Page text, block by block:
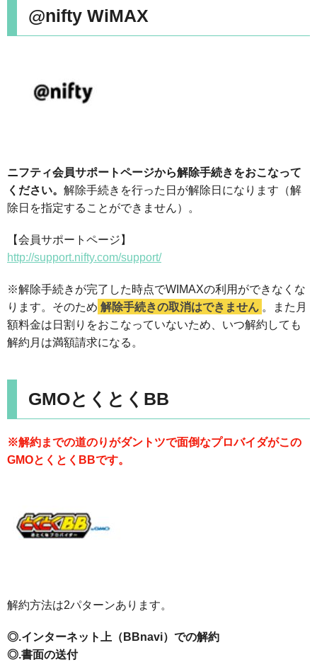
@nifty WiMAX
ニフティ会員サポートページから解除手続きをおこなって
ください。 解除手続きを行った日が解除日になります（解
除日を指定することができません）。
【会員サポートページ】
http://support.nifty.com/support/
※解除手続きが完了した時点でWIMAXの利用ができなくな
ります。そのため 解除手続きの取消はできません 。また月
額料金は日割りをおこなっていないため、いつ解約しても
解約月は満額請求になる。
GMOとくとくBB
※解約までの道のりがダントツで面倒なプロバイダがこの
GMOとくとくBBです。
解約方法は2パターンあります。
◎.インターネット上（BBnavi）での解約
◎.書面の送付